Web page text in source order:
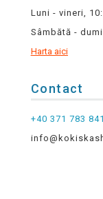
Luni - vineri,
Sâmbătă -
Harta aici
Contact
+40 371 783 841